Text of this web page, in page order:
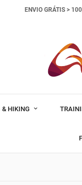
ENVIO GRÁTIS >
& HIKING